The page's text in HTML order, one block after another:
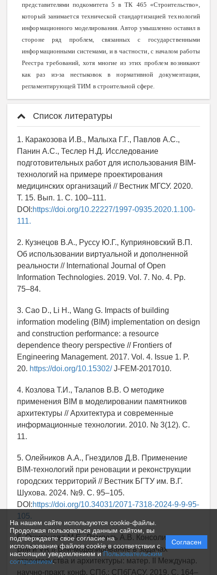
На нашем сайте используются cookie-файлы.
Продолжая пользоваться данным сайтом, вы
подтверждаете свое согласие на
использование файлов cookie в соответствии с
настоящим уведомлением иПользовательским
соглашением.
Согласен
представителями подкомитета 5 в ТК 465 «Строительство»,
который занимается технической стандартизацией технологий
информационного моделирования. Автор умышленно оставил в
стороне ряд проблем, связанных с государственными
информационными системами, и в частности, с началом работы
Реестра требований, хотя многие из этих проблем возникают
как раз из-за нестыковок в нормативной документации,
регламентирующей ТИМ в строительной сфере.
Список литературы
1. Каракозова И.В., Малыха Г.Г., Павлов А.С.,
Панин А.С., Теслер Н.Д. Исследование
подготовительных работ для использования BIM-
технологий на примере проектирования
медицинских организаций // Вестник МГСУ. 2020.
Т. 15. Вып. 1. С. 100–111.
DOI:https://doi.org/10.22227/1997-0935.2020.1.100-
111.
2. Кузнецов В.А., Руссу Ю.Г., Куприяновский В.П.
Об использовании виртуальной и дополненной
реальности // International Journal of Open
Information Technologies. 2019. Vol. 7. No. 4. Pp.
75–84.
3. Cao D., Li H., Wang G. Impacts of building
information modeling (BIM) implementation on design
and construction performance: a resource
dependence theory perspective // Frontiers of
Engineering Management. 2017. Vol. 4. Issue 1. P.
20. https://doi.org/10.15302/J-FEM-2017010.
4. Козлова Т.И., Талапов В.В. О методике
применения BIM в моделировании памятников
архитектуры // Архитектура и современные
информационные технологии. 2010. № 3(12). С.
11.
5. Олейников А.А., Гнездилов Д.В. Применение
BIM-технологий при реновации и реконструкции
городских территорий // Вестник БГТУ им. В.Г.
Шухова. 2024. №9. С. 95–105.
DOI:https://doi.org/10.34031/2071-7318-2024-9-9-95-
105.
6. Ожиганова М.Е., Ремпель А.В. Консолидация
BIM и VR // BIM-моделирование в задачах
строительства и архитектуры: матер. II Междунар.
научно-практ. конф. СПб.: СПбГАСУ, 2019. С. 164–